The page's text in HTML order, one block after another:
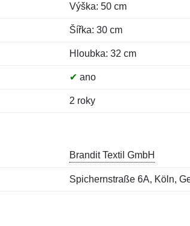
Výška: 50 cm
Šířka: 30 cm
Hloubka: 32 cm
✔ ano
2 roky
Brandit Textil GmbH
Spichernstraße 6A, Köln,